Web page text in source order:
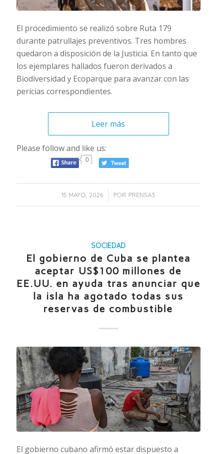
El procedimiento se realizó sobre Ruta 179
durante patrullajes preventivos. Tres hombres
quedaron a disposición de la Justicia. En tanto que
los ejemplares hallados fueron derivados a
Biodiversidad y Ecoparque para avanzar con las
pericias correspondientes.
Leer más
Please follow and like us:
0
15 MAYO, 2026
/ POR PRENSA3
SOCIEDAD
El gobierno de Cuba se plantea
aceptar US$100 millones de
EE.UU. en ayuda tras anunciar que
la isla ha agotado todas sus
reservas de combustible
El gobierno cubano afirmó estar dispuesto a